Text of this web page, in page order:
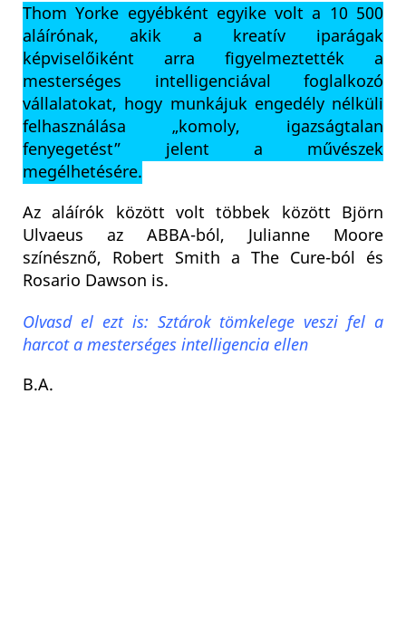
Thom Yorke egyébként egyike volt a 10 500
aláírónak, akik a kreatív iparágak
képviselőiként arra figyelmeztették a
mesterséges intelligenciával foglalkozó
vállalatokat, hogy munkájuk engedély nélküli
felhasználása „komoly, igazságtalan
fenyegetést” jelent a művészek
megélhetésére.
Az aláírók között volt többek között Björn
Ulvaeus az ABBA-ból, Julianne Moore
színésznő, Robert Smith a The Cure-ból és
Rosario Dawson is.
Olvasd el ezt is: Sztárok tömkelege veszi fel a
harcot a mesterséges intelligencia ellen
B.A.